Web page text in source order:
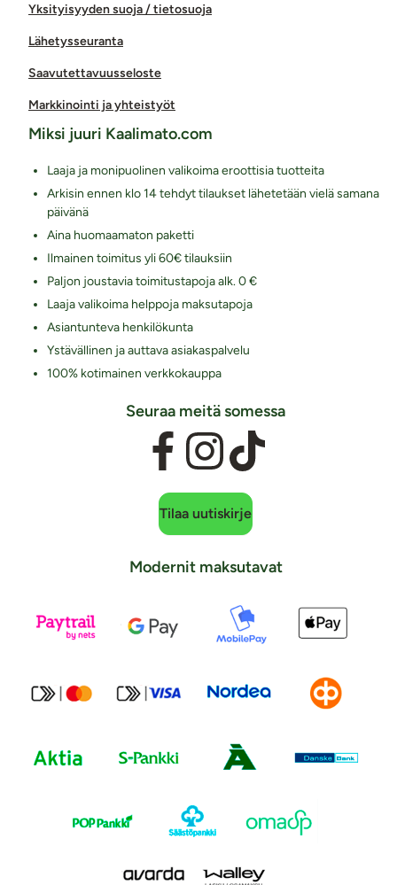
Yksityisyyden suoja / tietosuoja
Lähetysseuranta
Saavutettavuusseloste
Markkinointi ja yhteistyöt
Miksi juuri Kaalimato.com
Laaja ja monipuolinen valikoima eroottisia tuotteita
Arkisin ennen klo 14 tehdyt tilaukset lähetetään vielä samana
päivänä
Aina huomaamaton paketti
Ilmainen toimitus yli 60€ tilauksiin
Paljon joustavia toimitustapoja alk. 0 €
Laaja valikoima helppoja maksutapoja
Asiantunteva henkilökunta
Ystävällinen ja auttava asiakaspalvelu
100% kotimainen verkkokauppa
Seuraa meitä somessa
Tilaa uutiskirje
Modernit maksutavat